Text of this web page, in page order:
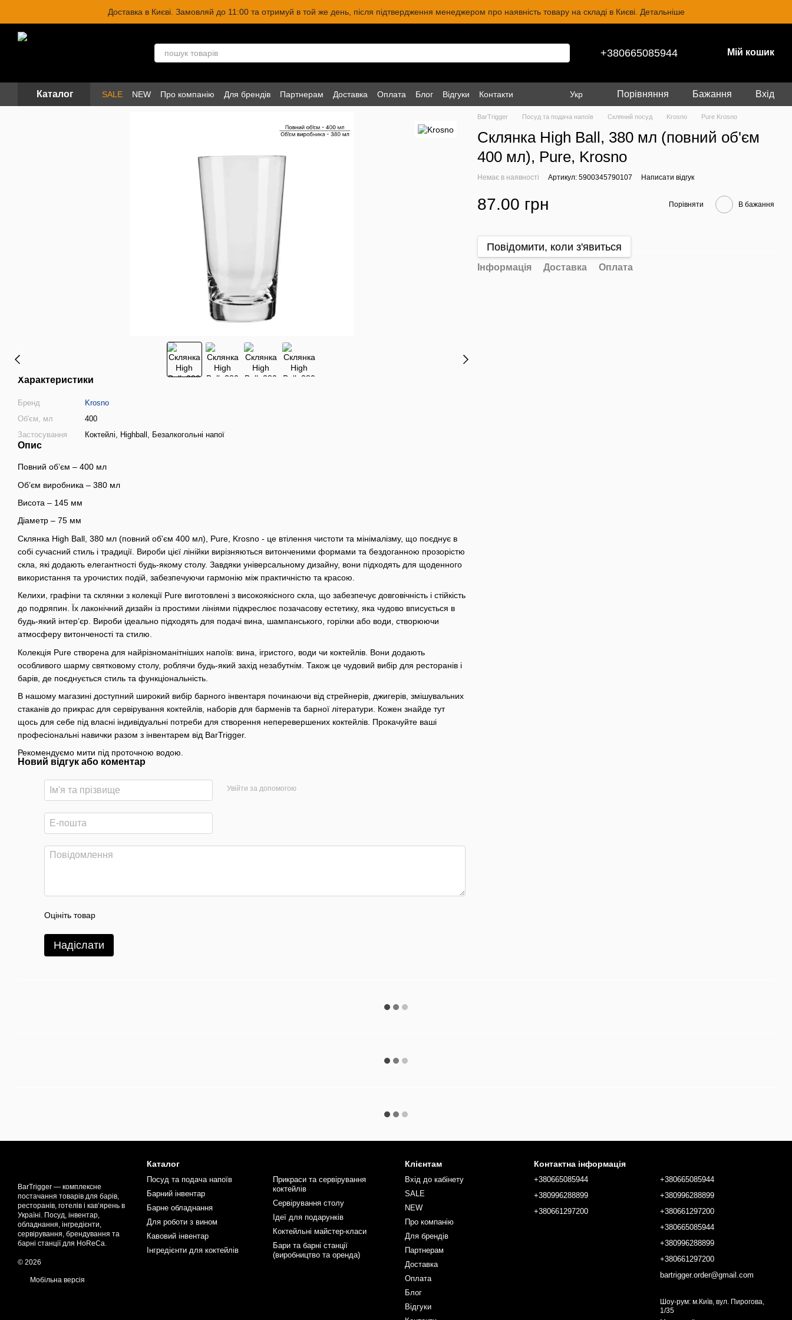
Перейти до основного контентуДоставка в Києві. Замовляй до 11:00 та отримуй в той же день, після підтвердження менеджером про наявність товару на складі в Києві. Детальніше
+380665085944 Мій кошик
Каталог SALE NEW Про компанію Для брендів Партнерам Доставка Оплата Блог Відгуки Контакти Укр Порівняння Бажання Вхід
Характеристики
Бренд
Krosno
Об'єм, мл
400
Застосування
Коктейлі, Highball, Безалкогольні напої
Опис
Повний об’єм – 400 мл
Об’єм виробника – 380 мл
Висота – 145 мм
Діаметр – 75 мм
Склянка High Ball, 380 мл (повний об'єм 400 мл), Pure, Krosno - це втілення чистоти та мінімалізму, що поєднує в
собі сучасний стиль і традиції. Вироби цієї лінійки вирізняються витонченими формами та бездоганною прозорістю
скла, які додають елегантності будь-якому столу. Завдяки універсальному дизайну, вони підходять для щоденного
використання та урочистих подій, забезпечуючи гармонію між практичністю та красою.
Келихи, графіни та склянки з колекції Pure виготовлені з високоякісного скла, що забезпечує довговічність і стійкість
до подряпин. Їх лаконічний дизайн із простими лініями підкреслює позачасову естетику, яка чудово вписується в
будь-який інтер’єр. Вироби ідеально підходять для подачі вина, шампанського, горілки або води, створюючи
атмосферу витонченості та стилю.
Колекція Pure створена для найрізноманітніших напоїв: вина, ігристого, води чи коктейлів. Вони додають
особливого шарму святковому столу, роблячи будь-який захід незабутнім. Також це чудовий вибір для ресторанів і
барів, де поєднується стиль та функціональність.
В нашому магазині доступний широкий вибір барного інвентаря починаючи від стрейнерів, джигерів, змішувальних
стаканів до прикрас для сервірування коктейлів, наборів для барменів та барної літератури. Кожен знайде тут
щось для себе під власні індивідуальні потреби для створення неперевершених коктейлів. Прокачуйте ваші
професіональні навички разом з інвентарем від BarTrigger.
Рекомендуємо мити під проточною водою.
Новий відгук або коментар
Увійти за допомогою
Оцініть товар
Надіслати
BarTrigger Посуд та подача напоїв Скляний посуд Krosno Pure Krosno
Склянка High Ball, 380 мл (повний об'єм
400 мл), Pure, Krosno
Немає в наявності Артикул: 5900345790107 Написати відгук
87.00 грн Порівняти В бажання
Повідомити, коли з'явиться
Інформація Доставка Оплата
BarTrigger — комплексне
постачання товарів для барів,
ресторанів, готелів і кав’ярень в
Україні. Посуд, інвентар,
обладнання, інгредієнти,
сервірування, брендування та
барні станції для HoReCa.
© 2026
Мобільна версія
Каталог
Посуд та подача напоїв
Барний інвентар
Барне обладнання
Для роботи з вином
Кавовий інвентар
Інгредієнти для коктейлів
Прикраси та сервірування
коктейлів
Сервірування столу
Ідеї для подарунків
Коктейльні майстер-класи
Бари та барні станції
(виробництво та оренда)
Клієнтам
Вхід до кабінету
SALE
NEW
Про компанію
Для брендів
Партнерам
Доставка
Оплата
Блог
Відгуки
Контактна інформація
+380665085944
+380996288899
+380661297200
+380665085944
+380996288899
+380661297200
+380665085944
+380996288899
+380661297200
bartrigger.order@gmail.com
Шоу-рум: м.Київ, вул. Пирогова,
1/35